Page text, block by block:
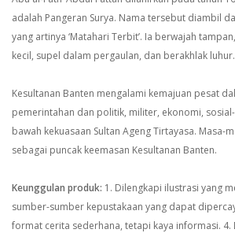
adalah Pangeran Surya. Nama tersebut diambil
yang artinya ‘Matahari Terbit’. Ia berwajah
kecil, supel dalam pergaulan, dan berakhlak luhur.
Kesultanan Banten mengalami kemajuan pesat
pemerintahan dan politik, militer, ekonomi,
bawah kekuasaan Sultan Ageng Tirtayasa. Masa-
sebagai puncak keemasan Kesultanan Banten.
Keunggulan produk: 1. Dilengkapi ilustrasi yang
sumber-sumber kepustakaan yang dapat
format cerita sederhana, tetapi kaya informasi. 4.